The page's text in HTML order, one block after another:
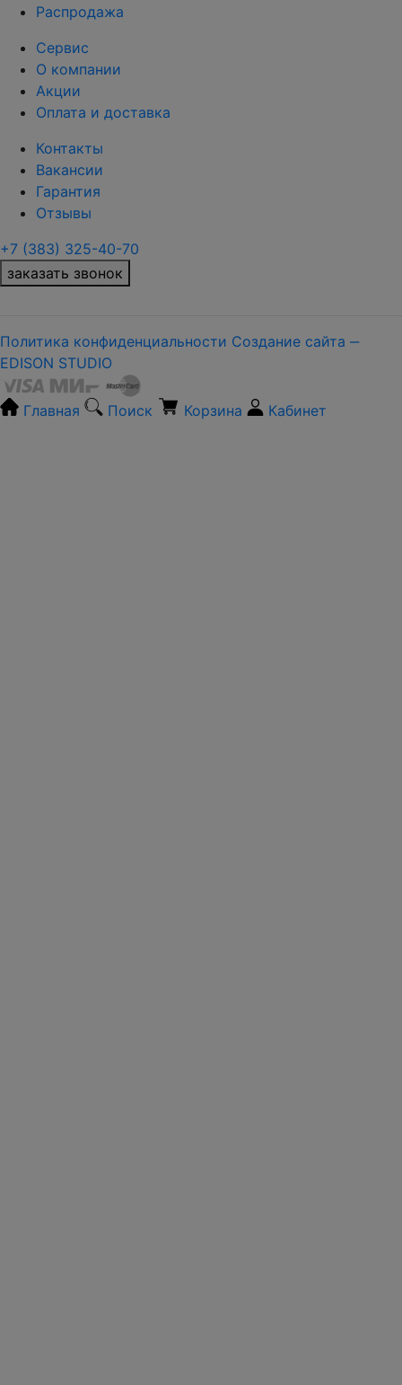
Распродажа
Сервис
О компании
Акции
Оплата и доставка
Контакты
Вакансии
Гарантия
Отзывы
+7 (383) 325-40-70
заказать звонок
Политика конфиденциальности Создание сайта ‒
EDISON STUDIO
Главная Поиск Корзина Кабинет